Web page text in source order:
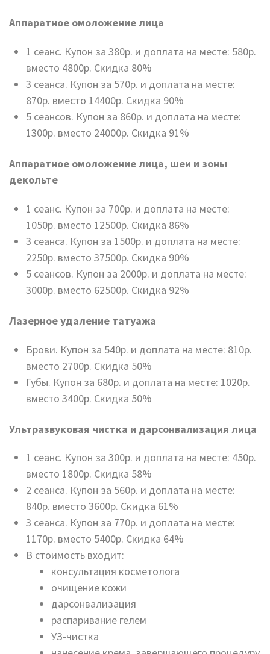
Аппаратное омоложение лица
1 сеанс. Купон за 380р. и доплата на месте: 580р.
вместо 4800р. Скидка 80%
3 сеанса. Купон за 570р. и доплата на месте:
870р. вместо 14400р. Скидка 90%
5 сеансов. Купон за 860р. и доплата на месте:
1300р. вместо 24000р. Скидка 91%
Аппаратное омоложение лица, шеи и зоны
декольте
1 сеанс. Купон за 700р. и доплата на месте:
1050р. вместо 12500р. Скидка 86%
3 сеанса. Купон за 1500р. и доплата на месте:
2250р. вместо 37500р. Скидка 90%
5 сеансов. Купон за 2000р. и доплата на месте:
3000р. вместо 62500р. Скидка 92%
Лазерное удаление татуажа
Брови. Купон за 540р. и доплата на месте: 810р.
вместо 2700р. Скидка 50%
Губы. Купон за 680р. и доплата на месте: 1020р.
вместо 3400р. Скидка 50%
Ультразвуковая чистка и дарсонвализация лица
1 сеанс. Купон за 300р. и доплата на месте: 450р.
вместо 1800р. Скидка 58%
2 сеанса. Купон за 560р. и доплата на месте:
840р. вместо 3600р. Скидка 61%
3 сеанса. Купон за 770р. и доплата на месте:
1170р. вместо 5400р. Скидка 64%
В стоимость входит:
консультация косметолога
очищение кожи
дарсонвализация
распаривание гелем
УЗ-чистка